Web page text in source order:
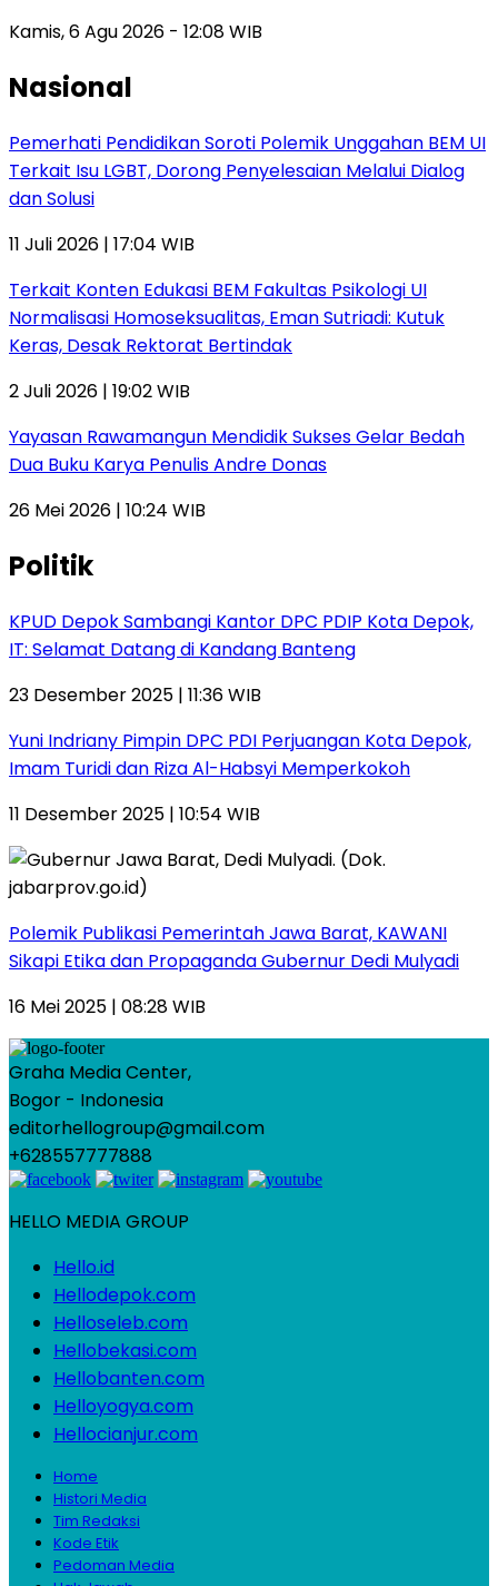
Kamis, 6 Agu 2026 - 12:08 WIB
Nasional
Pemerhati Pendidikan Soroti Polemik Unggahan BEM UI
Terkait Isu LGBT, Dorong Penyelesaian Melalui Dialog
dan Solusi
11 Juli 2026 | 17:04 WIB
Terkait Konten Edukasi BEM Fakultas Psikologi UI
Normalisasi Homoseksualitas, Eman Sutriadi: Kutuk
Keras, Desak Rektorat Bertindak
2 Juli 2026 | 19:02 WIB
Yayasan Rawamangun Mendidik Sukses Gelar Bedah
Dua Buku Karya Penulis Andre Donas
26 Mei 2026 | 10:24 WIB
Politik
KPUD Depok Sambangi Kantor DPC PDIP Kota Depok,
IT: Selamat Datang di Kandang Banteng
23 Desember 2025 | 11:36 WIB
Yuni Indriany Pimpin DPC PDI Perjuangan Kota Depok,
Imam Turidi dan Riza Al-Habsyi Memperkokoh
11 Desember 2025 | 10:54 WIB
Polemik Publikasi Pemerintah Jawa Barat, KAWANI
Sikapi Etika dan Propaganda Gubernur Dedi Mulyadi
16 Mei 2025 | 08:28 WIB
Graha Media Center,
Bogor - Indonesia
editorhellogroup@gmail.com
+628557777888
HELLO MEDIA GROUP
Hello.id
Hellodepok.com
Helloseleb.com
Hellobekasi.com
Hellobanten.com
Helloyogya.com
Hellocianjur.com
Home
Histori Media
Tim Redaksi
Kode Etik
Pedoman Media